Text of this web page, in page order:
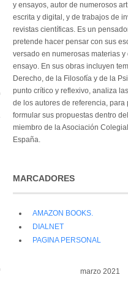
y ensayos, autor de numerosos
escrita y digital, y de trabajos de
revistas científicas. Es un
pretende hacer pensar con sus
versado en numerosas materias y
ensayo. En sus obras incluyen
Derecho, de la Filosofía y de la
punto crítico y reflexivo, analiza
de los autores de referencia, para
formular sus propuestas dentro
miembro de la Asociación
España.
MARCADORES
AMAZON BOOKS.
DIALNET
PAGINA PERSONAL
marzo 2021